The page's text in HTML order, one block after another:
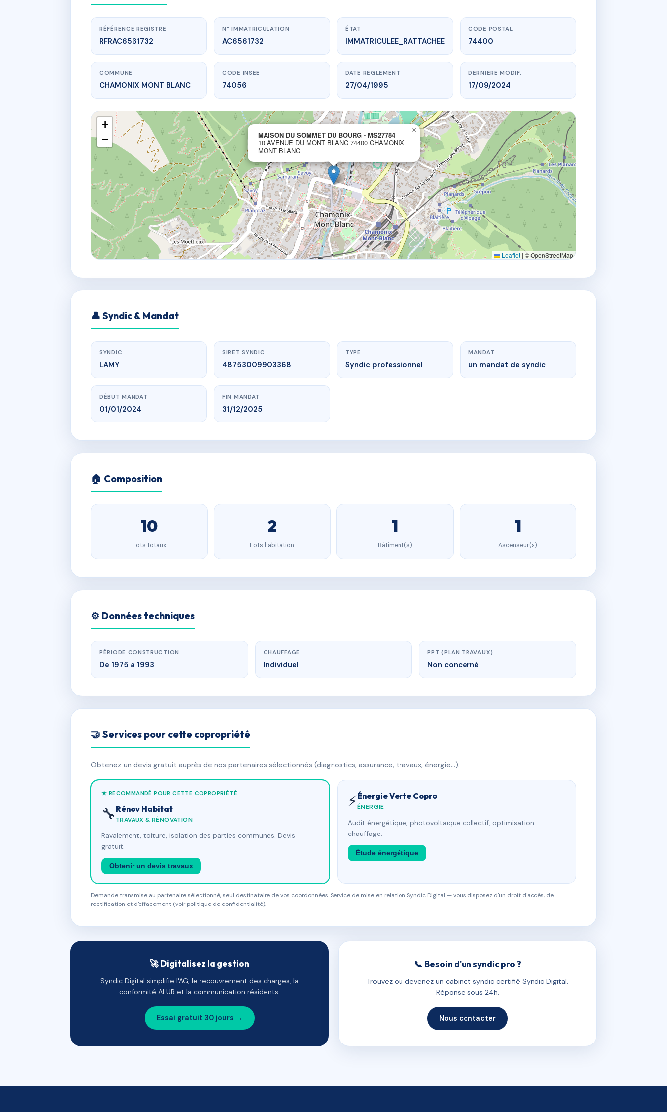
www.vme.plus/AC6561732
MAISON DU SOMMET DU BOURG - MS27784
10 Avenue du Mont-Blanc74400 CHAMONIX MONT BLANC
RÉFÉRENCE REGISTRE
RFRAC6561732
N° IMMATRICULATION
AC6561732
ÉTAT
IMMATRICULEE_RATTACHEE
CODE POSTAL
74400
COMMUNE
CHAMONIX MONT BLANC
CODE INSEE
74056
DATE RÈGLEMENT
27/04/1995
DERNIÈRE MODIF.
17/09/2024
MAISON DU SOMMET DU BOURG - MS27784
10 AVENUE DU MONT BLANC 74400 CHAMONIX
MONT BLANC
×
+
−
Leaflet | © OpenStreetMap
👤 Syndic & Mandat
SYNDIC
LAMY
SIRET SYNDIC
48753009903368
TYPE
Syndic professionnel
MANDAT
un mandat de syndic
DÉBUT MANDAT
01/01/2024
FIN MANDAT
31/12/2025
🏠 Composition
10
Lots totaux
2
Lots habitation
1
Bâtiment(s)
1
Ascenseur(s)
⚙️ Données techniques
PÉRIODE CONSTRUCTION
De 1975 a 1993
CHAUFFAGE
Individuel
PPT (PLAN TRAVAUX)
Non concerné
🤝 Services pour cette copropriété
Obtenez un devis gratuit auprès de nos partenaires sélectionnés (diagnostics, assurance, travaux, énergie…).
★ RECOMMANDÉ POUR CETTE COPROPRIÉTÉ
🔧 Rénov Habitat
TRAVAUX & RÉNOVATION
Ravalement, toiture, isolation des parties communes. Devis
gratuit.
Obtenir un devis travaux
⚡Énergie Verte Copro
ÉNERGIE
Audit énergétique, photovoltaïque collectif, optimisation
chauffage.
Étude énergétique
Demande transmise au partenaire sélectionné, seul destinataire de vos coordonnées. Service de mise en relation Syndic Digital — vous disposez d'un droit d'accès, de
rectification et d'effacement (voir politique de confidentialité).
🚀 Digitalisez la gestion
Syndic Digital simplifie l'AG, le recouvrement des charges, la
conformité ALUR et la communication résidents.
Essai gratuit 30 jours →
📞 Besoin d'un syndic pro ?
Trouvez ou devenez un cabinet syndic certifié Syndic Digital.
Réponse sous 24h.
Nous contacter